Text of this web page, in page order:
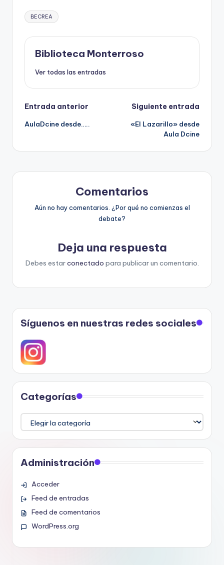
Etiquetas:
BECREA
Biblioteca Monterroso
Ver todas las entradas
Navegación
de
entradas
Entrada anterior
AulaDcine desde…..
Siguiente entrada
«El Lazarillo» desde
Aula Dcine
Comentarios
Aún no hay comentarios. ¿Por qué no comienzas el
debate?
Deja una respuesta
Debes estarconectado para publicar un comentario.
Síguenos en nuestras redes sociales
Categorías
Categorías
Administración
Acceder
Feed de entradas
Feed de comentarios
WordPress.org